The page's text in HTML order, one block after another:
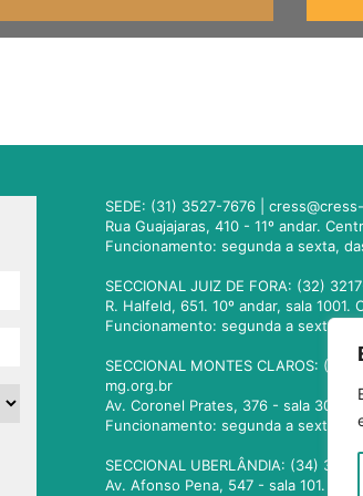
SEDE: (31) 3527-7676 |
Rua Guajajaras, 410 - 11º andar.
Funcionamento: segunda a sexta,
SECCIONAL JUIZ DE FORA: (32)
R. Halfeld, 651. 10º andar, sala
Funcionamento: segunda a sexta,
SECCIONAL MONTES CLAROS:
mg.org.br
Av. Coronel Prates, 376 - sala 301.
Funcionamento: segunda a sexta,
SECCIONAL UBERLÂNDIA: (34)
Av. Afonso Pena, 547 - sala 101.